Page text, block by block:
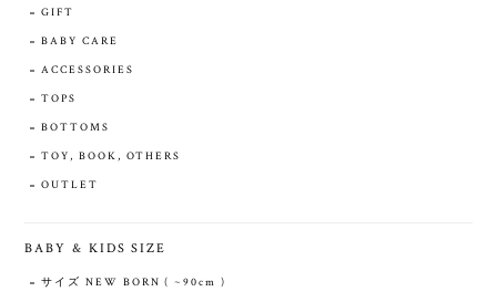
GIFT
BABY CARE
ACCESSORIES
TOPS
BOTTOMS
TOY, BOOK, OTHERS
OUTLET
BABY & KIDS SIZE
サイズ NEW BORN ( ~90cm )